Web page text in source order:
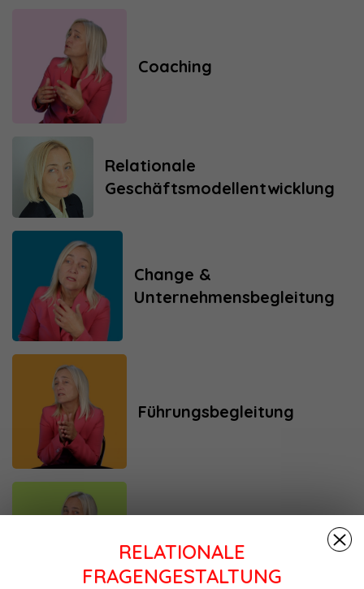
RELATIONALE
FRAGENGESTALTUNG
Coaching
Relationale
Geschäftsmodellentwicklung
Change &
Unternehmensbegleitung
Führungsbegleitung